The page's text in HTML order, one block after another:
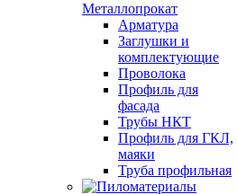
Металлопрокат
Арматура
Заглушки и
комплектующие
Проволока
Профиль для
фасада
Трубы НКТ
Профиль для ГКЛ,
маяки
Труба профильная